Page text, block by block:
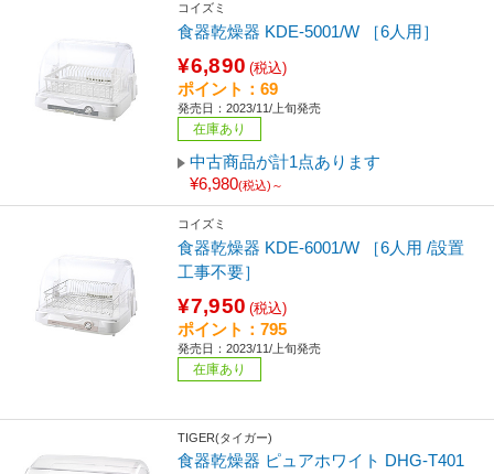
コイズミ
食器乾燥器 KDE-5001/W ［6人用］
¥6,890 (税込)
ポイント：69
発売日：2023/11/上旬発売
在庫あり
中古商品が計1点あります
¥6,980(税込)～
コイズミ
食器乾燥器 KDE-6001/W ［6人用 /設置
工事不要］
¥7,950 (税込)
ポイント：795
発売日：2023/11/上旬発売
在庫あり
TIGER(タイガー)
食器乾燥器 ピュアホワイト DHG-T401